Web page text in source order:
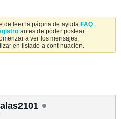
de leer la página de ayuda FAQ.
antes de poder postear:
a ver los mensajes,
en listado a continuación.